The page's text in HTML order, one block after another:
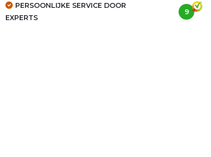
PERSOONLIJKE SERVICE DOOR
EXPERTS
9